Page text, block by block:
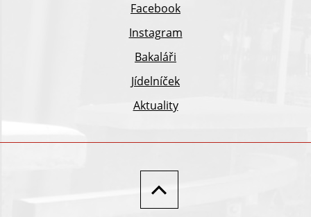
Facebook
Instagram
Bakaláři
Jídelníček
Aktuality